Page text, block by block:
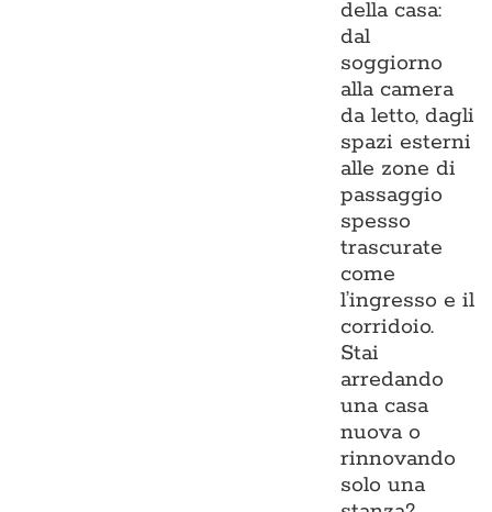
della casa:
dal
soggiorno
alla camera
da letto, dagli
spazi esterni
alle zone di
passaggio
spesso
trascurate
come
l’ingresso e il
corridoio.
Stai
arredando
una casa
nuova o
rinnovando
solo una